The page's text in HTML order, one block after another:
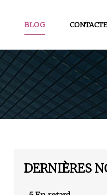
BLOG
DERNIÈRES